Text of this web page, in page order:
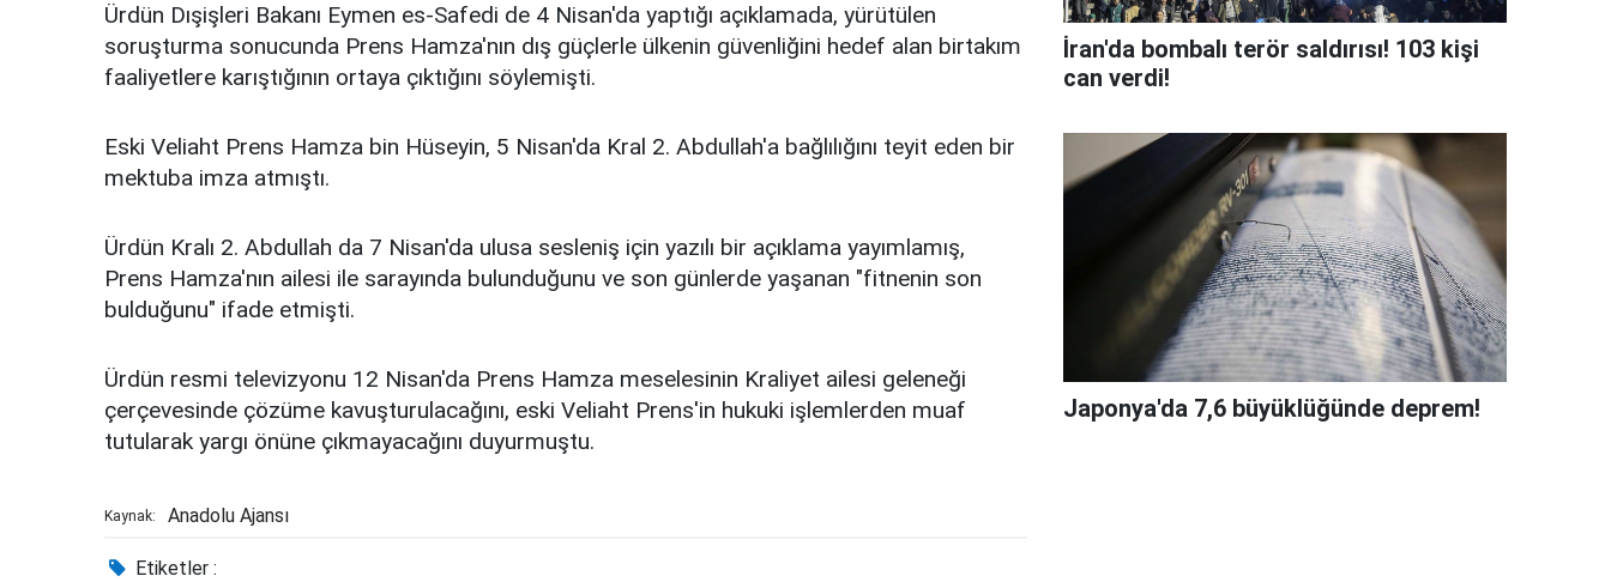
Ürdün Dışişleri Bakanı Eymen es-Safedi de 4 Nisan'da yaptığı açıklamada, yürütülen
soruşturma sonucunda Prens Hamza'nın dış güçlerle ülkenin güvenliğini hedef alan birtakım
faaliyetlere karıştığının ortaya çıktığını söylemişti.
Eski Veliaht Prens Hamza bin Hüseyin, 5 Nisan'da Kral 2. Abdullah'a bağlılığını teyit eden bir
mektuba imza atmıştı.
Ürdün Kralı 2. Abdullah da 7 Nisan'da ulusa sesleniş için yazılı bir açıklama yayımlamış,
Prens Hamza'nın ailesi ile sarayında bulunduğunu ve son günlerde yaşanan "fitnenin son
bulduğunu" ifade etmişti.
Ürdün resmi televizyonu 12 Nisan'da Prens Hamza meselesinin Kraliyet ailesi geleneği
çerçevesinde çözüme kavuşturulacağını, eski Veliaht Prens'in hukuki işlemlerden muaf
tutularak yargı önüne çıkmayacağını duyurmuştu.
Kaynak: Anadolu Ajansı
Etiketler :
İran'da bombalı terör saldırısı! 103 kişi
can verdi!
Japonya'da 7,6 büyüklüğünde deprem!